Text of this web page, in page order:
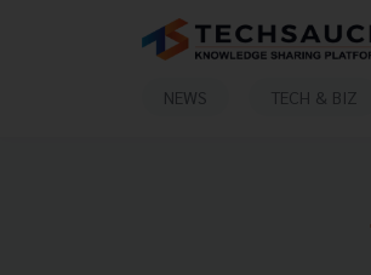
NEWS TECH & BIZ